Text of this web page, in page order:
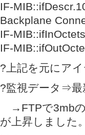
IF-
Backplane
IF-
IF-
?上記を元にア
?監視データ⇒
→FTPで3mbの
が上昇しました